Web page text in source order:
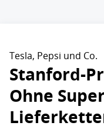
Tesla, Pepsi und Co.
Stanford-
Ohne